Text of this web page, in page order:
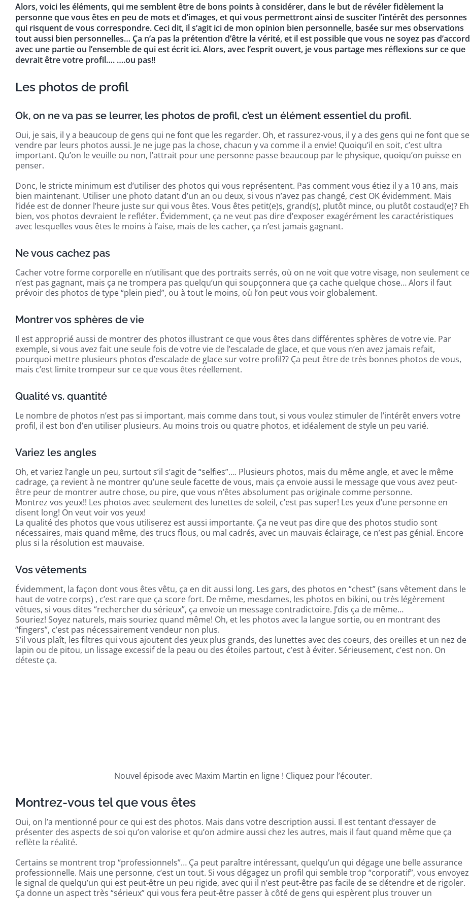
Alors, voici les éléments, qui me semblent être de bons points à considérer, dans le but de révéler fidèlement la
personne que vous êtes en peu de mots et d’images, et qui vous permettront ainsi de susciter l’intérêt des personnes
qui risquent de vous correspondre. Ceci dit, il s’agit ici de mon opinion bien personnelle, basée sur mes observations
tout aussi bien personnelles… Ça n’a pas la prétention d’être la vérité, et il est possible que vous ne soyez pas d’accord
avec une partie ou l’ensemble de qui est écrit ici. Alors, avec l’esprit ouvert, je vous partage mes réflexions sur ce que
devrait être votre profil…. ….ou pas!!
Les photos de profil
Ok, on ne va pas se leurrer, les photos de profil, c’est un élément essentiel du profil.
Oui, je sais, il y a beaucoup de gens qui ne font que les regarder. Oh, et rassurez-vous, il y a des gens qui ne font que se
vendre par leurs photos aussi. Je ne juge pas la chose, chacun y va comme il a envie! Quoiqu’il en soit, c’est ultra
important. Qu’on le veuille ou non, l’attrait pour une personne passe beaucoup par le physique, quoiqu’on puisse en
penser.
Donc, le stricte minimum est d’utiliser des photos qui vous représentent. Pas comment vous étiez il y a 10 ans, mais
bien maintenant. Utiliser une photo datant d’un an ou deux, si vous n’avez pas changé, c’est OK évidemment. Mais
l’idée est de donner l’heure juste sur qui vous êtes. Vous êtes petit(e)s, grand(s), plutôt mince, ou plutôt costaud(e)? Eh
bien, vos photos devraient le refléter. Évidemment, ça ne veut pas dire d’exposer exagérément les caractéristiques
avec lesquelles vous êtes le moins à l’aise, mais de les cacher, ça n’est jamais gagnant.
Ne vous cachez pas
Cacher votre forme corporelle en n’utilisant que des portraits serrés, où on ne voit que votre visage, non seulement ce
n’est pas gagnant, mais ça ne trompera pas quelqu’un qui soupçonnera que ça cache quelque chose… Alors il faut
prévoir des photos de type “plein pied”, ou à tout le moins, où l’on peut vous voir globalement.
Montrer vos sphères de vie
Il est approprié aussi de montrer des photos illustrant ce que vous êtes dans différentes sphères de votre vie. Par
exemple, si vous avez fait une seule fois de votre vie de l’escalade de glace, et que vous n’en avez jamais refait,
pourquoi mettre plusieurs photos d’escalade de glace sur votre profil?? Ça peut être de très bonnes photos de vous,
mais c’est limite trompeur sur ce que vous êtes réellement.
Qualité vs. quantité
Le nombre de photos n’est pas si important, mais comme dans tout, si vous voulez stimuler de l’intérêt envers votre
profil, il est bon d’en utiliser plusieurs. Au moins trois ou quatre photos, et idéalement de style un peu varié.
Variez les angles
Oh, et variez l’angle un peu, surtout s’il s’agit de “selfies”…. Plusieurs photos, mais du même angle, et avec le même
cadrage, ça revient à ne montrer qu’une seule facette de vous, mais ça envoie aussi le message que vous avez peut-
être peur de montrer autre chose, ou pire, que vous n’êtes absolument pas originale comme personne.
Montrez vos yeux!! Les photos avec seulement des lunettes de soleil, c’est pas super! Les yeux d’une personne en
disent long! On veut voir vos yeux!
La qualité des photos que vous utiliserez est aussi importante. Ça ne veut pas dire que des photos studio sont
nécessaires, mais quand même, des trucs flous, ou mal cadrés, avec un mauvais éclairage, ce n’est pas génial. Encore
plus si la résolution est mauvaise.
Vos vêtements
Évidemment, la façon dont vous êtes vêtu, ça en dit aussi long. Les gars, des photos en “chest” (sans vêtement dans le
haut de votre corps) , c’est rare que ça score fort. De même, mesdames, les photos en bikini, ou très légèrement
vêtues, si vous dites “rechercher du sérieux”, ça envoie un message contradictoire. J’dis ça de même…
Souriez! Soyez naturels, mais souriez quand même! Oh, et les photos avec la langue sortie, ou en montrant des
“fingers”, c’est pas nécessairement vendeur non plus.
S’il vous plaît, les filtres qui vous ajoutent des yeux plus grands, des lunettes avec des coeurs, des oreilles et un nez de
lapin ou de pitou, un lissage excessif de la peau ou des étoiles partout, c’est à éviter. Sérieusement, c’est non. On
déteste ça.
Nouvel épisode avec Maxim Martin en ligne ! Cliquez pour l’écouter.
Montrez-vous tel que vous êtes
Oui, on l’a mentionné pour ce qui est des photos. Mais dans votre description aussi. Il est tentant d’essayer de
présenter des aspects de soi qu’on valorise et qu’on admire aussi chez les autres, mais il faut quand même que ça
reflète la réalité.
Certains se montrent trop “professionnels”… Ça peut paraître intéressant, quelqu’un qui dégage une belle assurance
professionnelle. Mais une personne, c’est un tout. Si vous dégagez un profil qui semble trop “corporatif”, vous envoyez
le signal de quelqu’un qui est peut-être un peu rigide, avec qui il n’est peut-être pas facile de se détendre et de rigoler.
Ça donne un aspect très “sérieux” qui vous fera peut-être passer à côté de gens qui espèrent plus trouver un